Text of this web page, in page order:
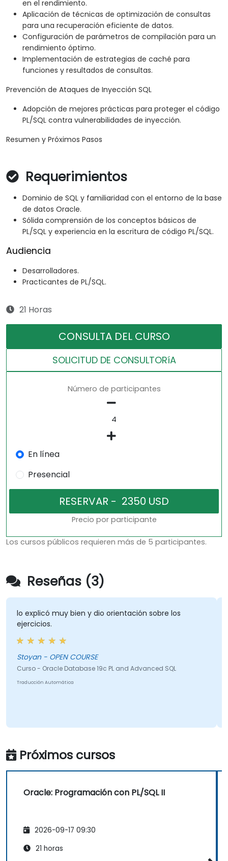
en el rendimiento.
Aplicación de técnicas de optimización de consultas
para una recuperación eficiente de datos.
Configuración de parámetros de compilación para un
rendimiento óptimo.
Implementación de estrategias de caché para
funciones y resultados de consultas.
Prevención de Ataques de Inyección SQL
Adopción de mejores prácticas para proteger el código
PL/SQL contra vulnerabilidades de inyección.
Resumen y Próximos Pasos
Requerimientos
Dominio de SQL y familiaridad con el entorno de la base
de datos Oracle.
Sólida comprensión de los conceptos básicos de
PL/SQL y experiencia en la escritura de código PL/SQL.
Audiencia
Desarrolladores.
Practicantes de PL/SQL.
21 Horas
CONSULTA DEL CURSO
SOLICITUD DE CONSULTORíA
Número de participantes
En línea
Presencial
Precio por participante
Los cursos públicos requieren más de 5 participantes.
Reseñas (3)
lo explicó muy bien y dio orientación sobre los
ejercicios.
Stoyan - OPEN COURSE
Curso - Oracle Database 19c PL and Advanced SQL
Traducción Automática
Próximos cursos
Oracle: Programación con PL/SQL II
2026-09-17 09:30
21 horas